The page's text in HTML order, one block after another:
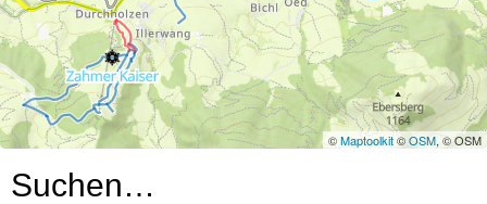
©Maptoolkit©OSM, © OSM
Suchen…